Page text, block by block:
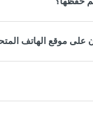
على موقع الهاتف